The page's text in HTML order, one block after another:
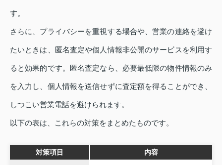
す。
さらに、プライバシーを重視する場合や、営業の連絡を避け
たいときは、匿名査定や個人情報非公開のサービスを利用す
ると効果的です。匿名査定なら、必要最低限の物件情報のみ
を入力し、個人情報を送信せずに査定額を得ることができ、
しつこい営業電話を避けられます。
以下の表は、これらの対策をまとめたものです。
対策項目 内容